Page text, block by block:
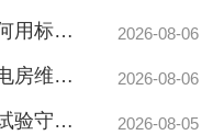
你知道白云配电房保养公司如何用标准化流程守护企业电力安全吗？ 2026-08-06
从机场到写字楼，荔湾区高压电房维保公司如何守护电力生命线 2026-08-06
医院电房检测怎么做？预防性试验守护生命线不停摆 2026-08-05